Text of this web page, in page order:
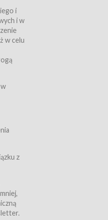
z
i
i w
w celu
z